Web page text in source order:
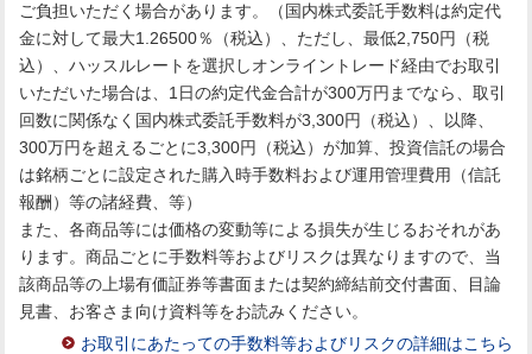
ご負担いただく場合があります。（国内株式委託手数料は約定代
金に対して最大1.26500％（税込）、ただし、最低2,750円（税
込）、ハッスルレートを選択しオンライントレード経由でお取引
いただいた場合は、1日の約定代金合計が300万円までなら、取引
回数に関係なく国内株式委託手数料が3,300円（税込）、以降、
300万円を超えるごとに3,300円（税込）が加算、投資信託の場合
は銘柄ごとに設定された購入時手数料および運用管理費用（信託
報酬）等の諸経費、等）
また、各商品等には価格の変動等による損失が生じるおそれがあ
ります。商品ごとに手数料等およびリスクは異なりますので、当
該商品等の上場有価証券等書面または契約締結前交付書面、目論
見書、お客さま向け資料等をお読みください。
お取引にあたっての手数料等およびリスクの詳細はこちら